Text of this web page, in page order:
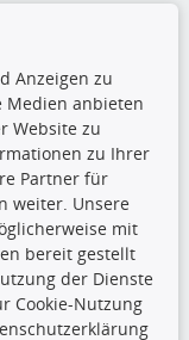
Daten,
Datenbank,
werden. Es ist zu
ohne
zu
Dritte ausführen
Anzeigen zu
Medien anbieten
Website zu
zu Ihrer
Partner für
weiter. Unsere
mit
bereit gestellt
der Dienste
Cookie-Nutzung